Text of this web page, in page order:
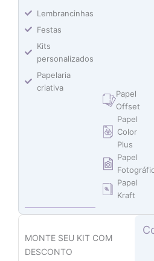
Lembrancinhas
Festas
Kits
personalizados
Papelaria
criativa
Papel
Offset
Papel
Color
Plus
Papel
Papel
Kraft
MONTE SEU KIT COM
DESCONTO
preço
preço
preço
preço
preço
preço